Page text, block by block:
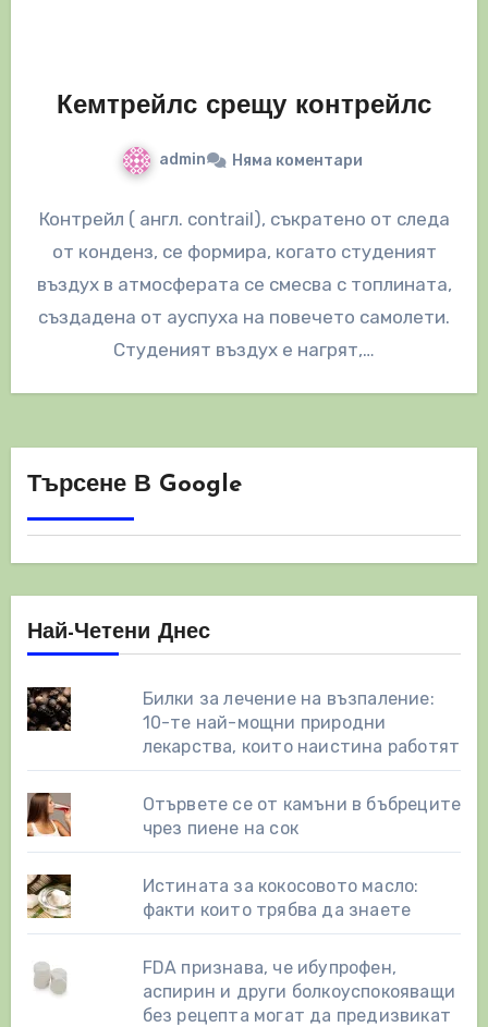
Кемтрейлс срещу контрейлс
admin Няма коментари
Контрейл ( англ. contrail), съкратено от следа
от конденз, се формира, когато студеният
въздух в атмосферата се смесва с топлината,
създадена от ауспуха на повечето самолети.
Студеният въздух е нагрят,…
Търсене В Google
Най-Четени Днес
Билки за лечение на възпаление:
10-те най-мощни природни
лекарства, които наистина работят
Отървете се от камъни в бъбреците
чрез пиене на сок
Истината за кокосовото масло:
факти които трябва да знаете
FDA признава, че ибупрофен,
аспирин и други болкоуспокояващи
без рецепта могат да предизвикат